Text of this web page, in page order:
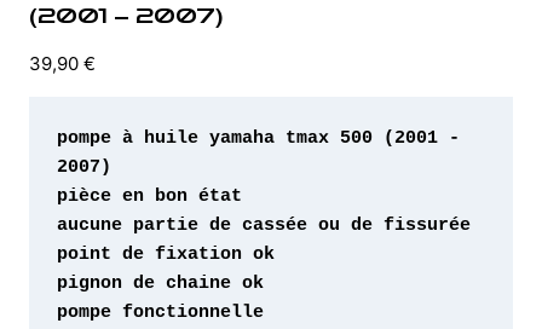
(2001 – 2007)
39,90 €
pompe à huile yamaha tmax 500 (2001 -